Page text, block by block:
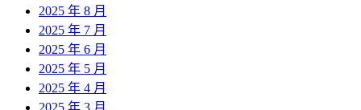
2025 年 8 月
2025 年 7 月
2025 年 6 月
2025 年 5 月
2025 年 4 月